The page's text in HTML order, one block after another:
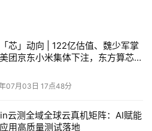
真机，而非虚拟模拟器，可完整
指纹等硬件传感器交互场景，针
等高精度测试场景，避免虚拟环
量设备并发执行，单任务可同时
用例。
云测解决全球云真机自动化规
芯」动向 | 122亿估值、魏少军掌
团京东小米集体下注，东方算芯的
07月03日 17点48分
云测全域全球云真机矩阵：AI赋能
用高质量测试落地